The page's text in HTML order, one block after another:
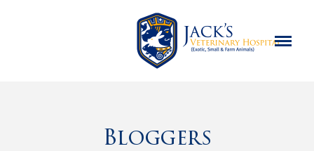
Bloggers